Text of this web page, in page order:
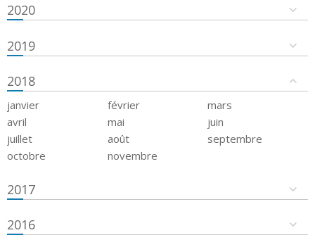
2020
2019
2018
janvier février
mars
avril
mai
juin
juillet
août
septembre
octobre
novembre
2017
2016